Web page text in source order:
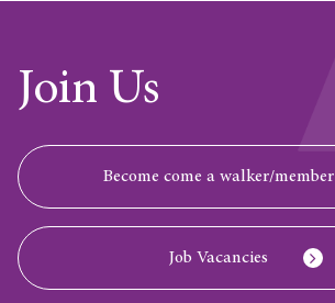
Join Us
Become come a walker/member
Job Vacancies